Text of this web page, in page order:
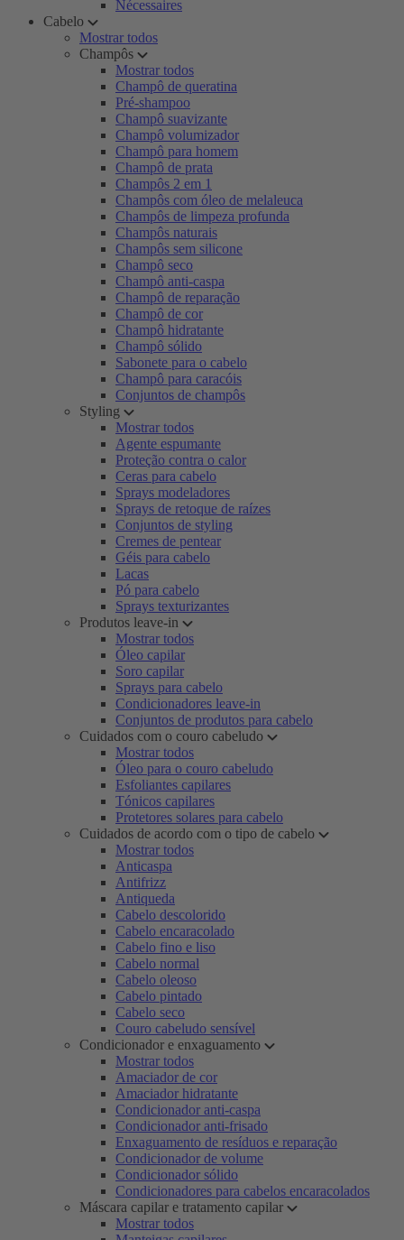
Nécessaires
Cabelo
Mostrar todos
Champôs
Mostrar todos
Champô de queratina
Pré-shampoo
Champô suavizante
Champô volumizador
Champô para homem
Champô de prata
Champôs 2 em 1
Champôs com óleo de melaleuca
Champôs de limpeza profunda
Champôs naturais
Champôs sem silicone
Champô seco
Champô anti-caspa
Champô de reparação
Champô de cor
Champô hidratante
Champô sólido
Sabonete para o cabelo
Champô para caracóis
Conjuntos de champôs
Styling
Mostrar todos
Agente espumante
Proteção contra o calor
Ceras para cabelo
Sprays modeladores
Sprays de retoque de raízes
Conjuntos de styling
Cremes de pentear
Géis para cabelo
Lacas
Pó para cabelo
Sprays texturizantes
Produtos leave-in
Mostrar todos
Óleo capilar
Soro capilar
Sprays para cabelo
Condicionadores leave-in
Conjuntos de produtos para cabelo
Cuidados com o couro cabeludo
Mostrar todos
Óleo para o couro cabeludo
Esfoliantes capilares
Tónicos capilares
Protetores solares para cabelo
Cuidados de acordo com o tipo de cabelo
Mostrar todos
Anticaspa
Antifrizz
Antiqueda
Cabelo descolorido
Cabelo encaracolado
Cabelo fino e liso
Cabelo normal
Cabelo oleoso
Cabelo pintado
Cabelo seco
Couro cabeludo sensível
Condicionador e enxaguamento
Mostrar todos
Amaciador de cor
Amaciador hidratante
Condicionador anti-caspa
Condicionador anti-frisado
Enxaguamento de resíduos e reparação
Condicionador de volume
Condicionador sólido
Condicionadores para cabelos encaracolados
Máscara capilar e tratamento capilar
Mostrar todos